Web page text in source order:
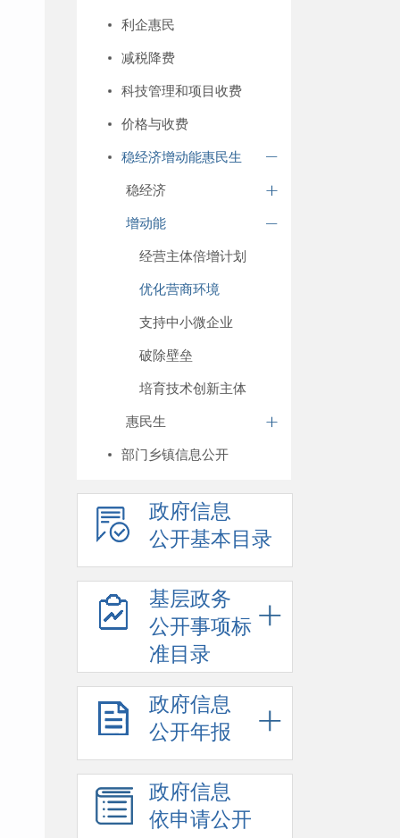
利企惠民
减税降费
科技管理和项目收费
价格与收费
稳经济增动能惠民生
稳经济
增动能
经营主体倍增计划
优化营商环境
支持中小微企业
破除壁垒
培育技术创新主体
惠民生
部门乡镇信息公开
政府信息
公开基本目录
基层政务
公开事项标
准目录
政府信息
公开年报
政府信息
依申请公开